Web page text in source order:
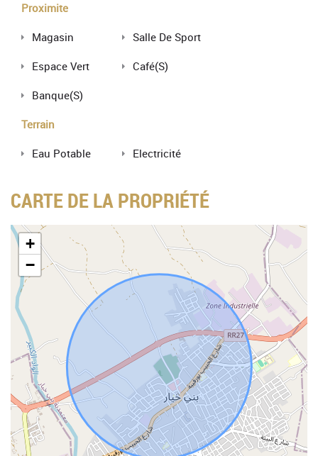
Proximite
Magasin Salle De Sport
Espace Vert Café(s)
Banque(s)
Terrain
Eau Potable Electricité
CARTE DE LA PROPRIÉTÉ
+
−